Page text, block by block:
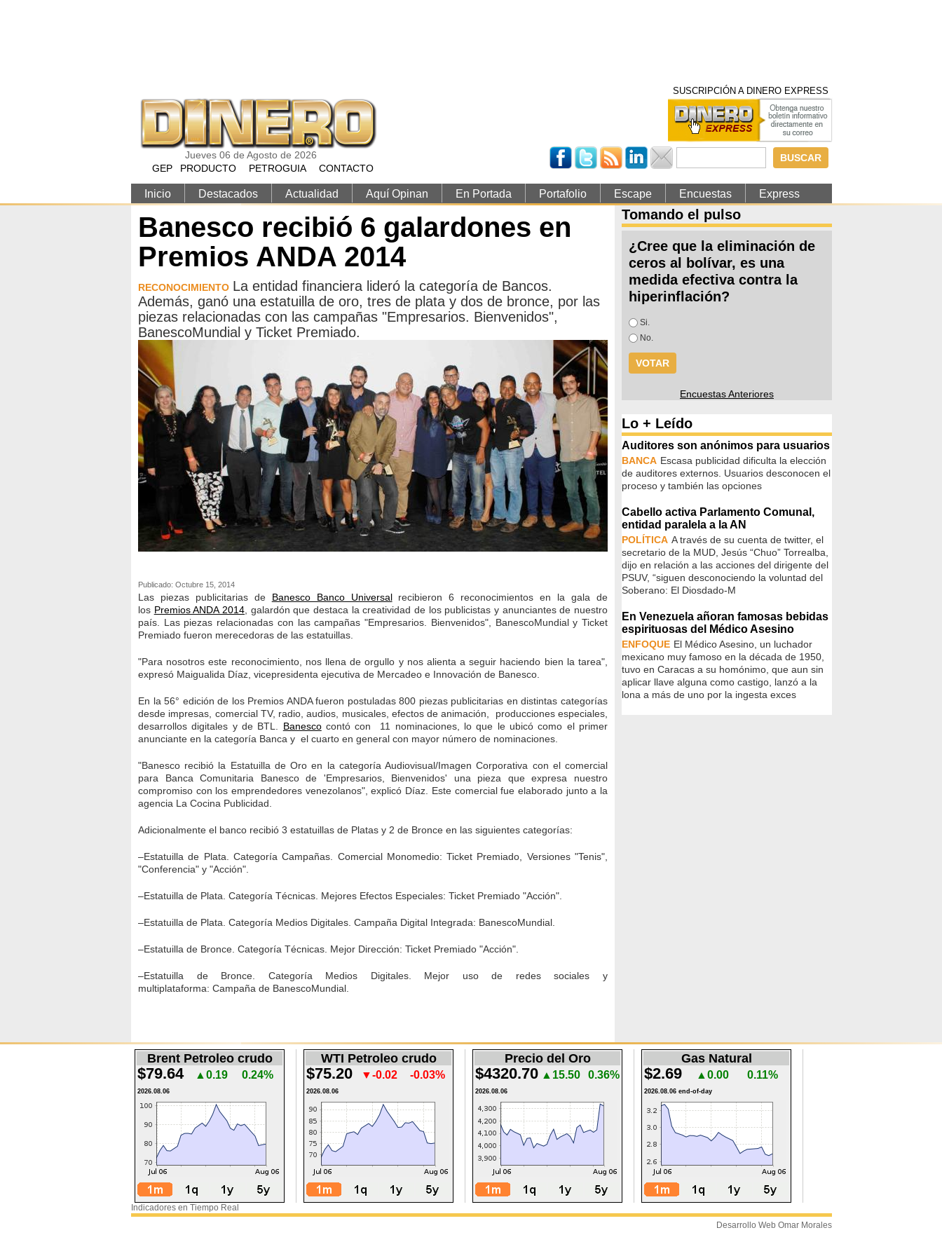
Jueves 06 de Agosto de 2026
SUSCRIPCIÓN A DINERO EXPRESS
Formulario de
búsqueda
GEP PRODUCTO PETROGUIA CONTACTO
Inicio Destacados Actualidad Aquí Opinan En Portada Portafolio Escape Encuestas Express
Banesco recibió 6 galardones en
Premios ANDA 2014
RECONOCIMIENTO La entidad financiera lideró la categoría de Bancos.
Además, ganó una estatuilla de oro, tres de plata y dos de bronce, por las
piezas relacionadas con las campañas "Empresarios. Bienvenidos",
BanescoMundial y Ticket Premiado.
Publicado: Octubre 15, 2014
Las piezas publicitarias de Banesco Banco Universalrecibieron 6 reconocimientos en la gala de
los Premios ANDA 2014 , galardón que destaca la creatividad de los publicistas y anunciantes de nuestro
país. Las piezas relacionadas con las campañas "Empresarios. Bienvenidos", BanescoMundial y Ticket
Premiado fueron merecedoras de las estatuillas.
"Para nosotros este reconocimiento, nos llena de orgullo y nos alienta a seguir haciendo bien la tarea",
expresó Maigualida Díaz, vicepresidenta ejecutiva de Mercadeo e Innovación de Banesco.
​En la 56° edición de los Premios ANDA fueron postuladas 800 piezas publicitarias en distintas categorías
desde impresas, comercial TV, radio, audios, musicales, efectos de animación, producciones especiales,
desarrollos digitales y de BTL. Banescocontó con 11 nominaciones, lo que le ubicó como el primer
anunciante en la categoría Banca y el cuarto en general con mayor número de nominaciones.
"Banesco recibió la Estatuilla de Oro en la categoría Audiovisual/Imagen Corporativa con el comercial
para Banca Comunitaria Banesco de 'Empresarios, Bienvenidos' una pieza que expresa nuestro
compromiso con los emprendedores venezolanos", explicó Díaz. Este comercial fue elaborado junto a la
agencia La Cocina Publicidad.
Adicionalmente el banco recibió 3 estatuillas de Platas y 2 de Bronce en las siguientes categorías:
–Estatuilla de Plata. Categoría Campañas. Comercial Monomedio: Ticket Premiado, Versiones "Tenis",
"Conferencia" y "Acción".
–Estatuilla de Plata. Categoría Técnicas. Mejores Efectos Especiales: Ticket Premiado "Acción".
–Estatuilla de Plata. Categoría Medios Digitales. Campaña Digital Integrada: BanescoMundial.
–Estatuilla de Bronce. Categoría Técnicas. Mejor Dirección: Ticket Premiado "Acción".
–Estatuilla de Bronce. Categoría Medios Digitales. Mejor uso de redes sociales y
multiplataforma: Campaña de BanescoMundial.
Tomando el pulso
¿Cree que la eliminación de
ceros al bolívar, es una
medida efectiva contra la
hiperinflación?
Opciones
Si.
No.
Encuestas Anteriores
Lo + Leído
Auditores son anónimos para usuarios
BANCA Escasa publicidad dificulta la elección
de auditores externos. Usuarios desconocen el
proceso y también las opciones
Cabello activa Parlamento Comunal,
entidad paralela a la AN
POLÍTICA A través de su cuenta de twitter, el
secretario de la MUD, Jesús “Chuo” Torrealba,
dijo en relación a las acciones del dirigente del
PSUV, “siguen desconociendo la voluntad del
Soberano: El Diosdado-M
En Venezuela añoran famosas bebidas
espirituosas del Médico Asesino
ENFOQUE El Médico Asesino, un luchador
mexicano muy famoso en la década de 1950,
tuvo en Caracas a su homónimo, que aun sin
aplicar llave alguna como castigo, lanzó a la
lona a más de uno por la ingesta exces
Brent Petroleo crudo
$79.64 ▲0.19 0.24%
2026.08.06
WTI Petroleo crudo
$75.20 ▼-0.02 -0.03%
2026.08.06
Precio del Oro
$4320.70 ▲15.50 0.36%
2026.08.06
Gas Natural
$2.69 ▲0.00 0.11%
2026.08.06 end-of-day
Indicadores en Tiempo Real
Desarrollo Web Omar Morales